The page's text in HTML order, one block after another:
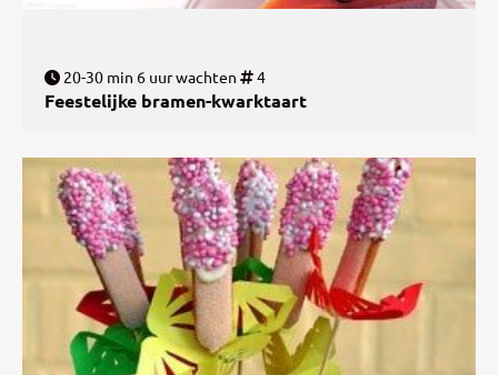
20-30 min 6 uur wachten 4
Feestelijke bramen-kwarktaart